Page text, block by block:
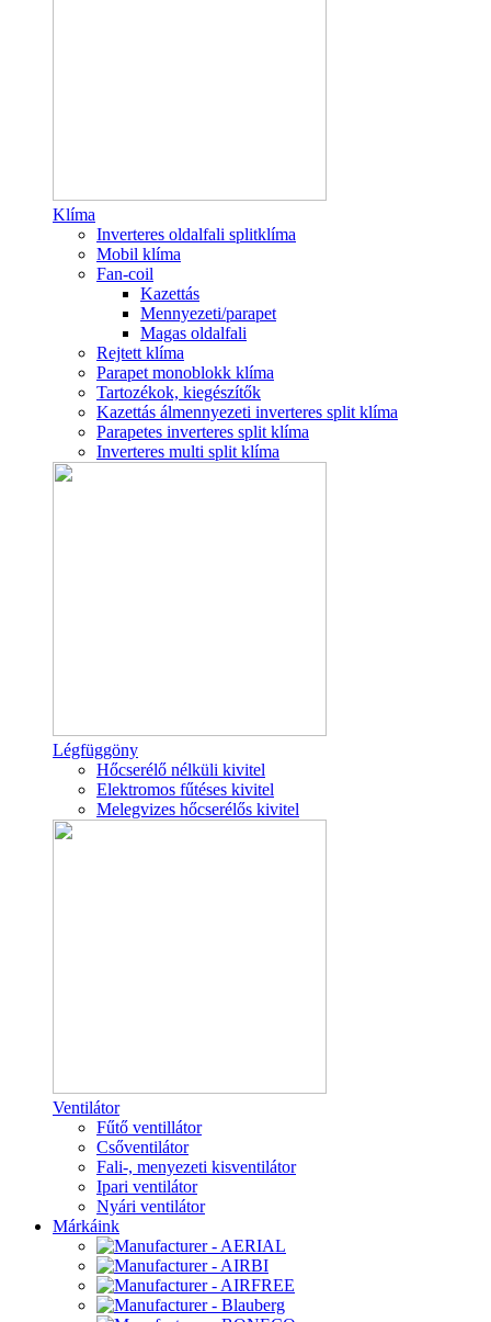
Klíma
Inverteres oldalfali splitklíma
Mobil klíma
Fan-coil
Kazettás
Mennyezeti/parapet
Magas oldalfali
Rejtett klíma
Parapet monoblokk klíma
Tartozékok, kiegészítők
Kazettás álmennyezeti inverteres split klíma
Parapetes inverteres split klíma
Inverteres multi split klíma
Légfüggöny
Hőcserélő nélküli kivitel
Elektromos fűtéses kivitel
Melegvizes hőcserélős kivitel
Ventilátor
Fűtő ventillátor
Csőventilátor
Fali-, menyezeti kisventilátor
Ipari ventilátor
Nyári ventilátor
Márkáink